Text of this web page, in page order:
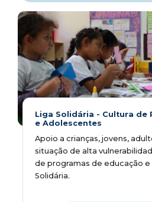
Liga Solidária - Cultura de
e Adolescentes
Apoio a crianças, jovens,
situação de alta
de programas de educação e
Solidária.